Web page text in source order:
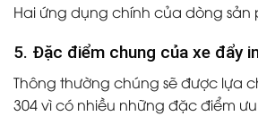
Hai ứng dụng chính của dòng sản
5. Đặc điểm chung của xe đẩy
Thông thường chúng sẽ được lựa
304 vì có nhiều những đặc điểm